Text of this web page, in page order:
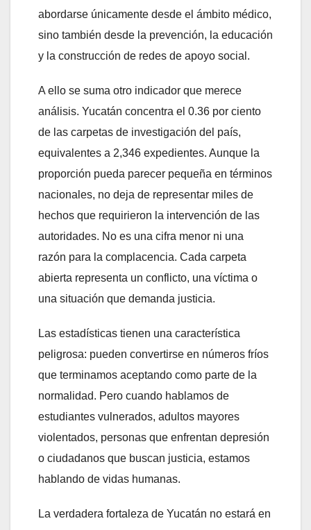
abordarse únicamente desde el ámbito médico,
sino también desde la prevención, la educación
y la construcción de redes de apoyo social.
A ello se suma otro indicador que merece
análisis. Yucatán concentra el 0.36 por ciento
de las carpetas de investigación del país,
equivalentes a 2,346 expedientes. Aunque la
proporción pueda parecer pequeña en términos
nacionales, no deja de representar miles de
hechos que requirieron la intervención de las
autoridades. No es una cifra menor ni una
razón para la complacencia. Cada carpeta
abierta representa un conflicto, una víctima o
una situación que demanda justicia.
Las estadísticas tienen una característica
peligrosa: pueden convertirse en números fríos
que terminamos aceptando como parte de la
normalidad. Pero cuando hablamos de
estudiantes vulnerados, adultos mayores
violentados, personas que enfrentan depresión
o ciudadanos que buscan justicia, estamos
hablando de vidas humanas.
La verdadera fortaleza de Yucatán no estará en